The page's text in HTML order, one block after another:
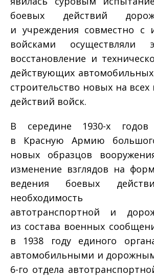
боевых действий
и учреждения совместно с
войсками осуществляли
восстановление и
действующих
строительство новых на
действий войск.
В середине 1930-х годов
в Красную Армию
новых образцов
изменение взглядов на
ведения боевых
необходимость
автотранспортной и
из состава военных
в 1938 году единого
автомобильными и
6-го отдела